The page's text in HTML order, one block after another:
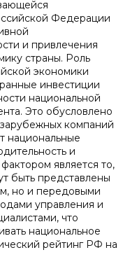
Федерации
и привлечения
страны. Роль
экономики
инвестиции
национальной
Это обусловлено
компаний
национальные
и
является то,
быть представлены
но и передовыми
управления и
что
национальное
рейтинг РФ на